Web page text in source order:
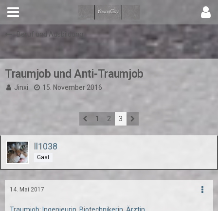
Beruf und Ausbildung
Traumjob und Anti-Traumjob
Jinxi 15. November 2016
1 2 3
ll1038
Gast
14. Mai 2017